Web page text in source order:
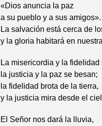
«Dios anuncia la paz
a su pueblo y a sus amigos».
La salvación está cerca de
y la gloria habitará en
La misericordia y la fidelidad
la justicia y la paz se besan;
la fidelidad brota de la tierra,
y la justicia mira desde el
El Señor nos dará la lluvia,